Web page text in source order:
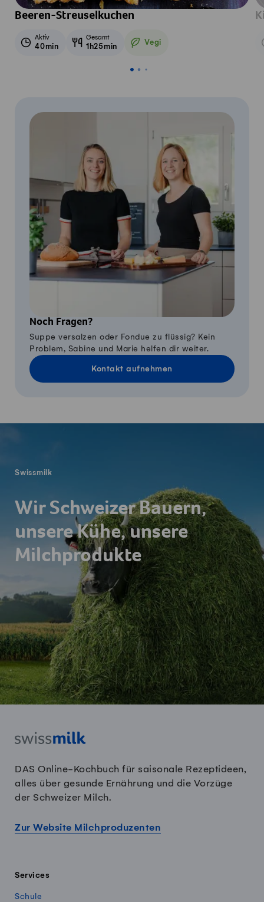
Beeren-Streuselkuchen
Aktiv
40min
Gesamt
1h25min Vegi
Vegetarisch
Noch Fragen?
Suppe versalzen oder Fondue zu flüssig? Kein
Problem, Sabine und Marie helfen dir weiter.
Kontakt aufnehmen
Swissmilk
Wir Schweizer Bauern,
unsere Kühe, unsere
Milchprodukte
DAS Online-Kochbuch für saisonale Rezeptideen,
alles über gesunde Ernährung und die Vorzüge
der Schweizer Milch.
Zur Website Milchproduzenten
Services
Schule